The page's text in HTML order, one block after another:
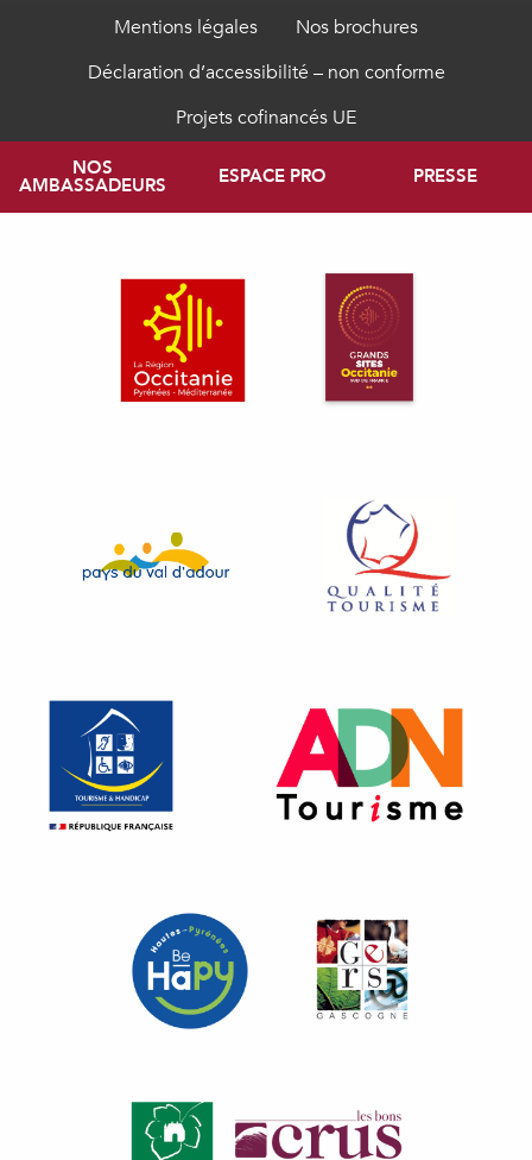
Mentions légales
Nos brochures
Déclaration d’accessibilité – non conforme
Projets cofinancés UE
NOS
AMBASSADEURS ESPACE PRO PRESSE